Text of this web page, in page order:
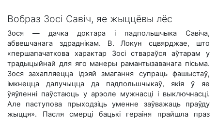
Вобраз Зосі Савіч, яе жыццёвы лёс
Зося — дачка доктара і падпольшчыка Савіча,
абвешчанага здраднікам. В. Локун сцвярджае, што
«першапачаткова характар Зосі ствараўся аўтарам у
традыцыйнай для яго манеры рамантызаванага пісьма.
Зося захапляецца ідэяй змагання супраць фашыстаў,
імкнецца далучыцца да падпольшчыкаў, якія ў яе
ўяўленні паўстаюць у арэоле мужнасці і выключнасці.
Але паступова прыходзіць уменне заўважаць праўду
жыцця». Пасля смерці бацькі гераіня прайшла праз